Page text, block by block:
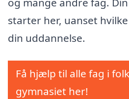
starter her, uanset
din uddannelse.
Få hjælp til alle fag i
gymnasiet her!